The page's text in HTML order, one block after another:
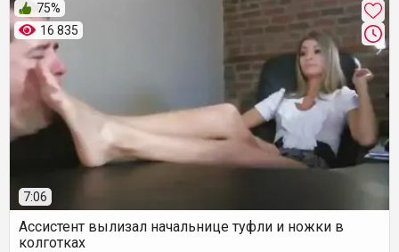
16 835
75%
7:06
Ассистент вылизал начальнице туфли и ножки в
колготках